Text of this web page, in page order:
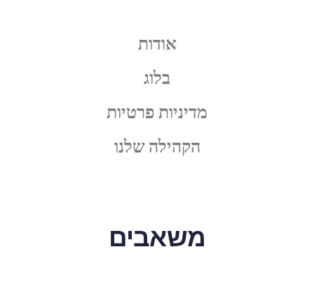
אודות
בלוג
מדיניות פרטיות
הקהילה שלנו
משאבים